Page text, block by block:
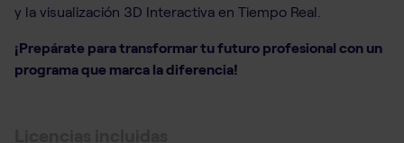
y la visualización 3D Interactiva en Tiempo Real.
¡Prepárate para transformar tu futuro profesional con un
programa que marca la diferencia!